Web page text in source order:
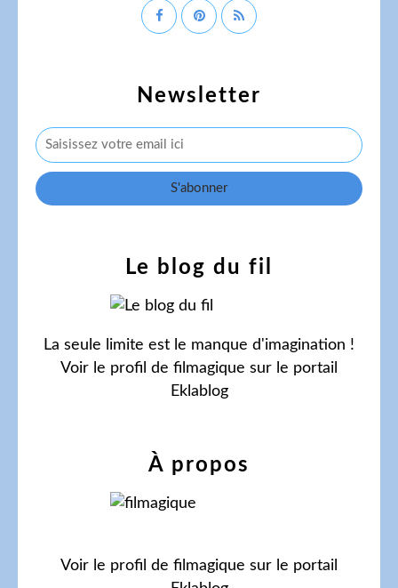
Newsletter
Le blog du fil
La seule limite est le manque d'imagination !
Voir le profil de filmagique sur le portail
Eklablog
À propos
Voir le profil de filmagique sur le portail